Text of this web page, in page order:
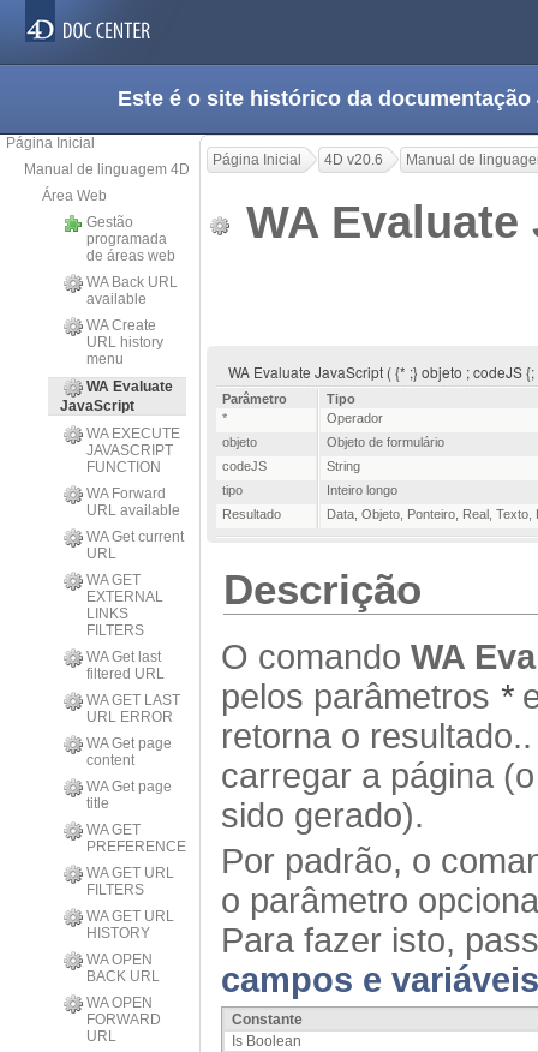
Este é o site histórico da
Página Inicial
Manual de linguagem 4D
Área Web
Gestão
programada
de áreas web
WA Back URL
available
WA Create
URL history
menu
WA Evaluate
JavaScript
WA EXECUTE
JAVASCRIPT
FUNCTION
WA Forward
URL available
WA Get current
URL
WA GET
EXTERNAL
LINKS
FILTERS
WA Get last
filtered URL
WA GET LAST
URL ERROR
WA Get page
content
WA Get page
title
WA GET
PREFERENCE
WA GET URL
FILTERS
WA GET URL
HISTORY
WA OPEN
BACK URL
WA OPEN
FORWARD
URL
Página Inicial 4D v20.6 Manual de
WA
WA Evaluate JavaScript ( {* ;} objeto ; codeJS
Parâmetro
Tipo
*
Operador
objeto
Objeto de formulário
codeJS
String
tipo
Inteiro longo
Resultado
Data Objeto Ponteiro Real Texto
Descrição
O comando WA
pelos parâmetros *
retorna o
carregar a página
sido gerado).
Por padrão, o
o parâmetro
Para fazer isto,
campos e variáveis
Constante
Is Boolean